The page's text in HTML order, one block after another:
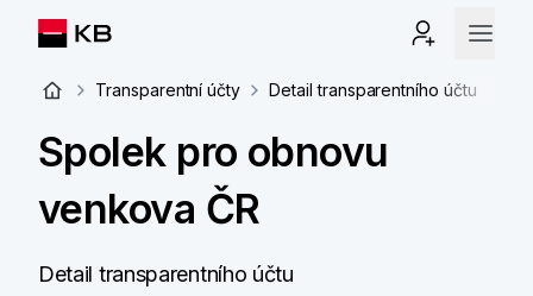
Transparentní účty Detail transparentního účtu
Spolek pro obnovu
venkova ČR
Detail transparentního účtu